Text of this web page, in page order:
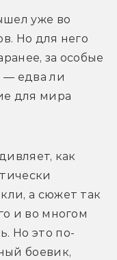
уже во
Но для него
за особые
— едва ли
для мира
как
а сюжет так
и во многом
Но это по-
боевик,